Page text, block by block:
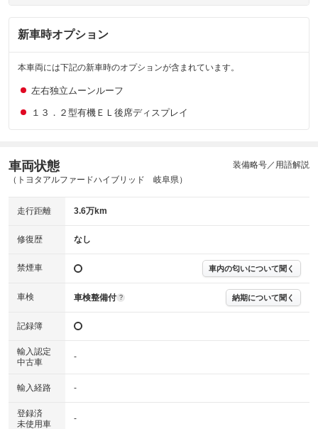
ABS エアーバッグ
※異常がある場合は主要点検項目が赤色になり、異常と表記されます。
※グー故障診断は保証サービスではございません。購入時は必ず現車をご
※実際にお渡しする故障診断書につきましては、形式および表示項目が異
各販売店へお問い合わせ下さい。
新車時オプション
本車両には下記の新車時のオプションが含まれています。
左右独立ムーンルーフ
１３．２型有機ＥＬ後席ディスプレイ
車両状態
（トヨタアルファードハイブリッド 岐阜県）
装備略号／用語解説
走行距離 3.6万km
修復歴 なし
禁煙車 車内の匂いについて聞く
車検 車検整備付 ? 納期について聞く
記録簿
輸入認定
中古車
-
輸入経路 -
登録済
未使用車
-